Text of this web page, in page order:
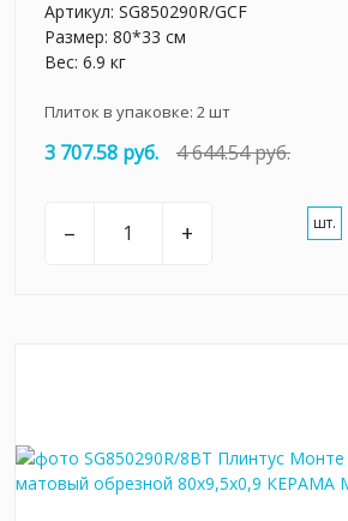
Артикул: SG850290R/GCF
Размер: 80*33 см
Вес: 6.9 кг
Плиток в упаковке: 2шт
3 707.58 руб. 4 644.54 руб.
– + шт.